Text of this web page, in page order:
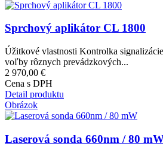
Sprchový aplikátor CL 1800
Úžitkové vlastnosti Kontrolka
voľby rôznych prevádzkových...
2 970,00 €
Cena s DPH
Detail produktu
Obrázok
Laserová sonda 660nm / 80